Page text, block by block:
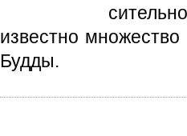
известно
Будды.